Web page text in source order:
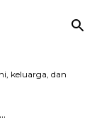
keluarga, dan